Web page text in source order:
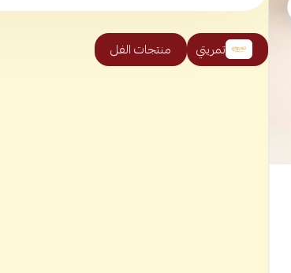
تمريتي منتجات الفل